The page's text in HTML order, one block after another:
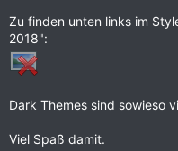
Zu finden unten links im
2018":
Dark Themes sind sowieso
Viel Spaß damit.